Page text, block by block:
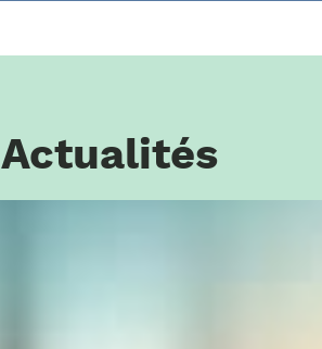
Actualités